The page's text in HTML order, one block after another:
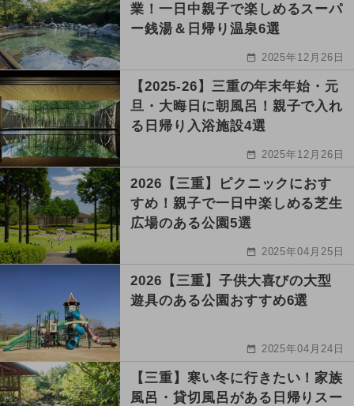
業！一日中親子で楽しめるスーパ
ー銭湯＆日帰り温泉6選
2025年12月26日
【2025-26】三重の年末年始・元
旦・大晦日に朝風呂！親子で入れ
る日帰り入浴施設4選
2025年12月26日
2026【三重】ピクニックにおす
すめ！親子で一日中楽しめる芝生
広場のある公園5選
2025年04月25日
2026【三重】子供大喜びの大型
遊具のある公園おすすめ6選
2025年04月24日
【三重】寒い冬に行きたい！家族
風呂・貸切風呂がある日帰りスー